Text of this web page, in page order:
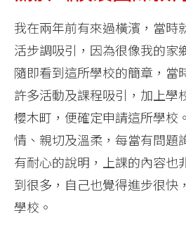
我在兩年前有來過橫濱，當時
活步調吸引，因為很像我的家
隨即看到這所學校的簡章，當
許多活動及課程吸引，加上學
櫻木町，便確定申請這所學校
情、親切及溫柔，每當有問題
有耐心的說明，上課的內容也
到很多，自己也覺得進步很快
學校。